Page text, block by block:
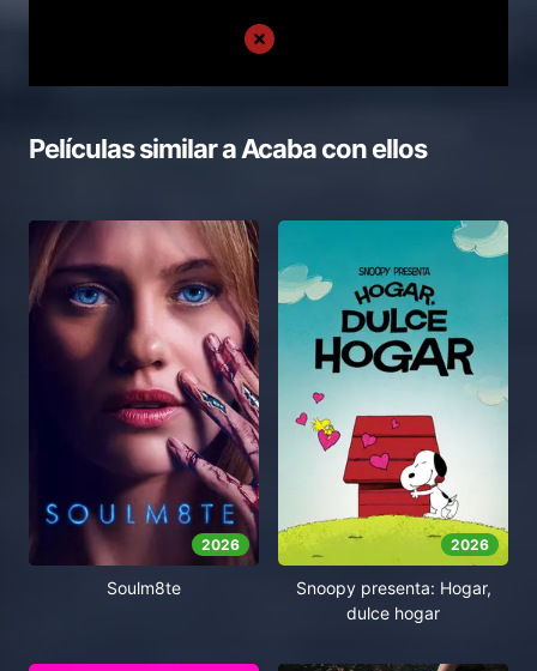
Películas similar aAcaba con ellos
2026
Soulm8te
2026
Snoopy presenta: Hogar,
dulce hogar